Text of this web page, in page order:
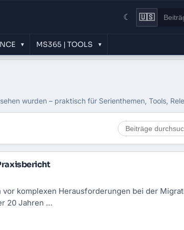
☾ 🇺🇸
▾ MS365 | TOOLS ▾
wurden – praktisch für Serienthemen, Tools,
komplexen Herausforderungen bei der
20 Jahren …